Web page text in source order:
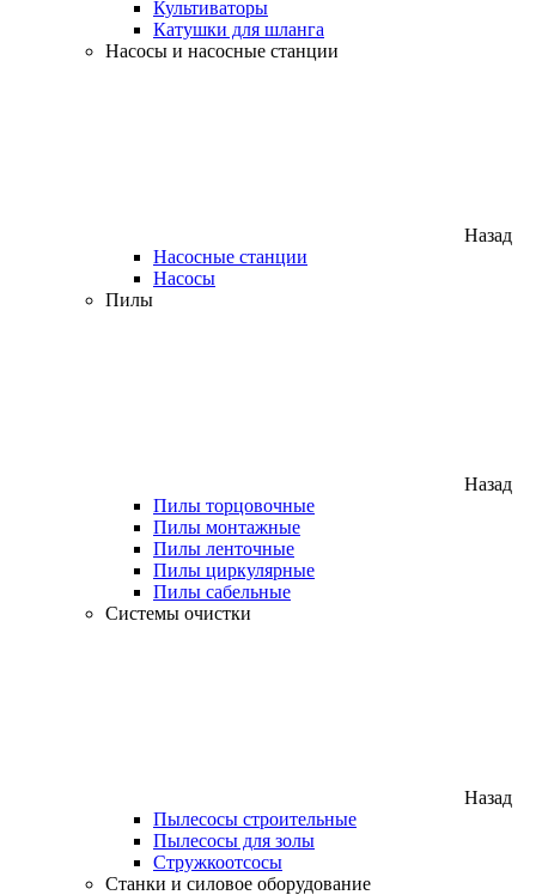
Культиваторы
Катушки для шланга
Насосы и насосные станции
Назад
Насосные станции
Насосы
Пилы
Назад
Пилы торцовочные
Пилы монтажные
Пилы ленточные
Пилы циркулярные
Пилы сабельные
Системы очистки
Назад
Пылесосы строительные
Пылесосы для золы
Стружкоотсосы
Станки и силовое оборудование